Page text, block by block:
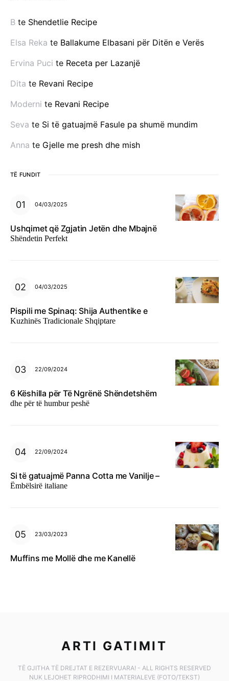
B te Shendetlie Recipe
Elsa Reka te Ballakume Elbasani për Ditën e Verës
Ervina Puci te Receta per Lazanjë
Dita te Revani Recipe
Moderni te Revani Recipe
Seva te Si të gatuajmë Fasule pa shumë mundim
Anna te Gjelle me presh dhe mish
TË FUNDIT
04/03/2025
Ushqimet që Zgjatin Jetën dhe Mbajnë
Shëndetin Perfekt
04/03/2025
Pispili me Spinaq: Shija Authentike e
Kuzhinës Tradicionale Shqiptare
22/09/2024
6 Këshilla për Të Ngrënë Shëndetshëm
dhe për të humbur peshë
22/09/2024
Si të gatuajmë Panna Cotta me Vanilje –
Ëmbëlsirë italiane
23/03/2023
Muffins me Mollë dhe me Kanellë
ARTI GATIMIT
TË GJITHA TË DREJTAT E REZERVUARA! - ALL RIGHTS RESERVED
NUK LEJOHET RIPRODHIMI I MATERIALEVE (FOTO/TEKST)